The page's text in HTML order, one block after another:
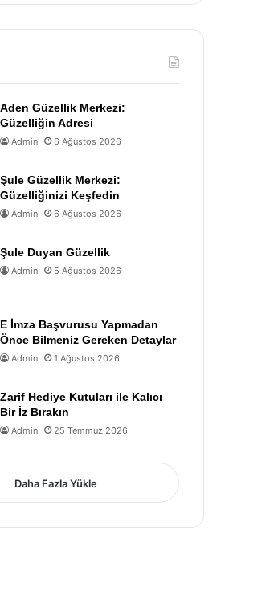
Aden Güzellik Merkezi:
Güzelliğin Adresi
Admin 6 Ağustos 2026
Şule Güzellik Merkezi:
Güzelliğinizi Keşfedin
Admin 6 Ağustos 2026
Şule Duyan Güzellik
Admin 5 Ağustos 2026
E İmza Başvurusu Yapmadan
Önce Bilmeniz Gereken Detaylar
Admin 1 Ağustos 2026
Zarif Hediye Kutuları ile Kalıcı
Bir İz Bırakın
Admin 25 Temmuz 2026
Daha Fazla Yükle